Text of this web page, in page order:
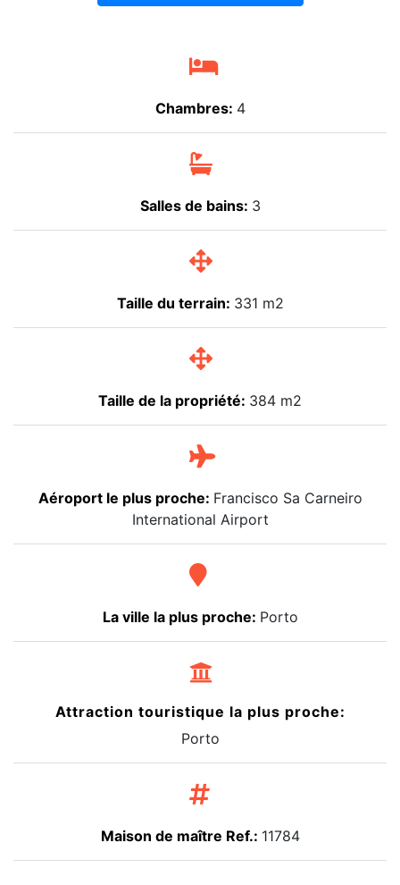
Chambres: 4
Salles de bains: 3
Taille du terrain: 331 m2
Taille de la propriété: 384 m2
Aéroport le plus proche: Francisco Sa Carneiro
International Airport
La ville la plus proche: Porto
Attraction touristique la plus proche:
Porto
Maison de maître Ref.: 11784